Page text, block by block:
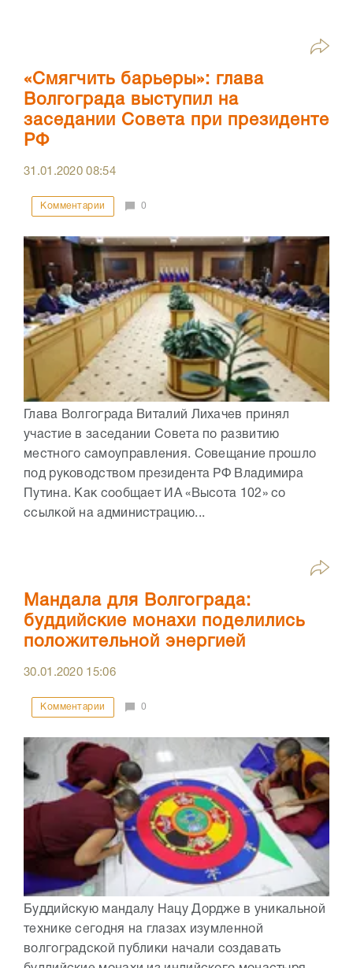
«Смягчить барьеры»: глава
Волгограда выступил на
заседании Совета при президенте
РФ
31.01.202008:54
Комментарии 0
Глава Волгограда Виталий Лихачев принял
участие в заседании Совета по развитию
местного самоуправления. Совещание прошло
под руководством президента РФ Владимира
Путина. Как сообщает ИА «Высота 102» со
ссылкой на администрацию...
Мандала для Волгограда:
буддийские монахи поделились
положительной энергией
30.01.2020 15:06
Комментарии 0
Буддийскую мандалу Нацу Дордже в уникальной
технике сегодня на глазах изумленной
волгоградской публики начали создавать